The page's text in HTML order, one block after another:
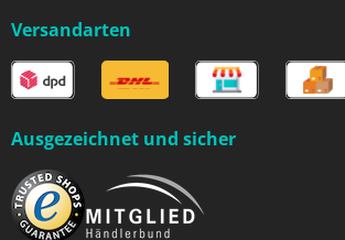
Versandarten
Ausgezeichnet und sicher